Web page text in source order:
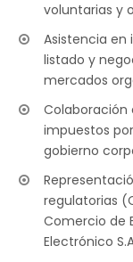
voluntarias y
Asistencia en
listado y
mercados
Colaboración
impuestos
gobierno
regulatorias
Comercio de
Electrónico